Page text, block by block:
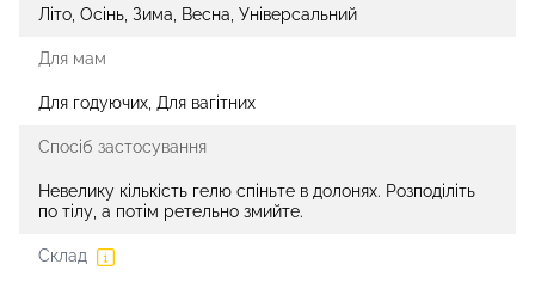
Літо, Осінь, Зима, Весна, Універсальний
Для мам
Для годуючих, Для вагітних
Спосіб застосування
Невелику кількість гелю спіньте в долонях. Розподіліть
по тілу, а потім ретельно змийте.
Склад